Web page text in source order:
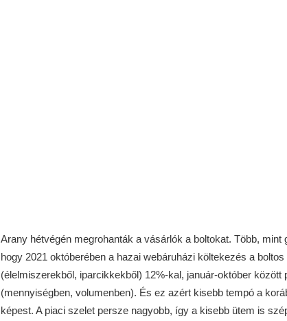
Arany hétvégén megrohanták a vásárlók a boltokat. Több, mint
hogy 2021 októberében a hazai webáruházi költekezés a
(élelmiszerekből, iparcikkekből) 12%-kal, január-október között
(mennyiségben, volumenben). És ez azért kisebb tempó a
képest. A piaci szelet persze nagyobb, így a kisebb ütem is